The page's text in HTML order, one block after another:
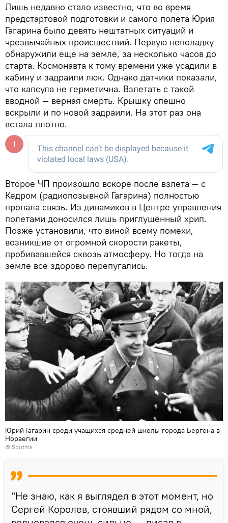
Лишь недавно стало известно, что во время
предстартовой подготовки и самого полета Юрия
Гагарина было девять нештатных ситуаций и
чрезвычайных происшествий. Первую неполадку
обнаружили еще на земле, за несколько часов до
старта. Космонавта к тому времени уже усадили в
кабину и задраили люк. Однако датчики показали,
что капсула не герметична. Взлетать с такой
вводной — верная смерть. Крышку спешно
вскрыли и по новой задраили. На этот раз она
встала плотно.
Второе ЧП произошло вскоре после взлета — с
Кедром (радиопозывной Гагарина) полностью
пропала связь. Из динамиков в Центре управления
полетами доносился лишь приглушенный хрип.
Позже установили, что виной всему помехи,
возникшие от огромной скорости ракеты,
пробивавшейся сквозь атмосферу. Но тогда на
земле все здорово перепугались.
Юрий Гагарин среди учащихся средней школы города Бергена в
Норвегии
© Sputnik
"Не знаю, как я выглядел в этот момент, но
Сергей Королев, стоявший рядом со мной,